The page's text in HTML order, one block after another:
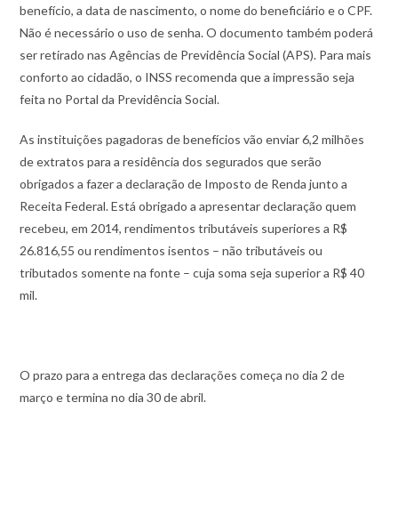
benefício, a data de nascimento, o nome do beneficiário e o CPF.
Não é necessário o uso de senha. O documento também poderá
ser retirado nas Agências de Previdência Social (APS). Para mais
conforto ao cidadão, o INSS recomenda que a impressão seja
feita no Portal da Previdência Social.
As instituições pagadoras de benefícios vão enviar 6,2 milhões
de extratos para a residência dos segurados que serão
obrigados a fazer a declaração de Imposto de Renda junto a
Receita Federal. Está obrigado a apresentar declaração quem
recebeu, em 2014, rendimentos tributáveis superiores a R$
26.816,55 ou rendimentos isentos – não tributáveis ou
tributados somente na fonte – cuja soma seja superior a R$ 40
mil.
O prazo para a entrega das declarações começa no dia 2 de
março e termina no dia 30 de abril.